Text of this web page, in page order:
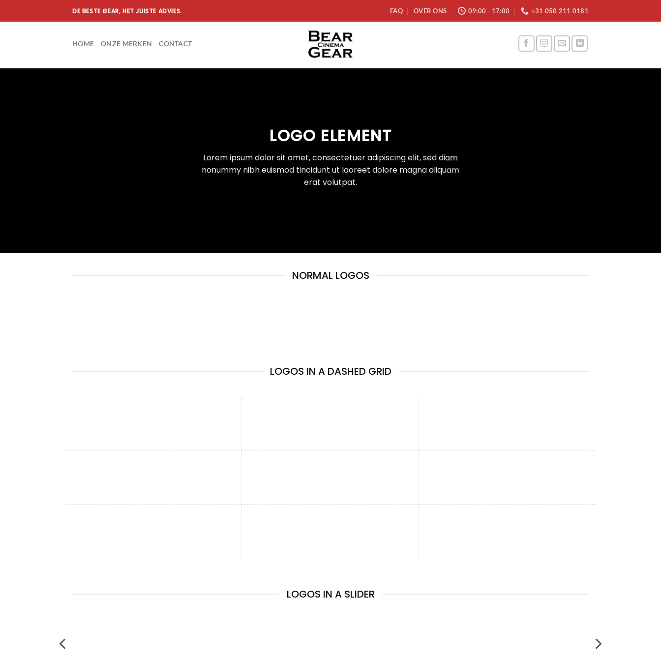
DE BESTE GEAR, HET JUISTE ADVIES. FAQ OVER ONS 09:00 - 17:00 +31 050 211 0181
HOME ONZE MERKEN CONTACT
LOGO ELEMENT
Lorem ipsum dolor sit amet, consectetuer adipiscing elit, sed diam
nonummy nibh euismod tincidunt ut laoreet dolore magna aliquam
erat volutpat.
NORMAL LOGOS
LOGOS IN A DASHED GRID
LOGOS IN A SLIDER